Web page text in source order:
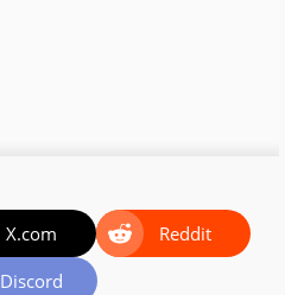
X.com
Reddit
Discord